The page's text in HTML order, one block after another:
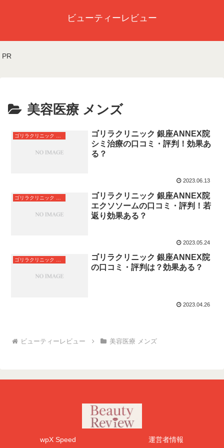
ビューティーレビュー
PR
美容医療 メンズ
ゴリラクリニック 銀座ANNEX院
ゴリラクリニック 銀座ANNEX院
シミ治療の口コミ・評判！効果あ
る？
2023.06.13
ゴリラクリニック 銀座ANNEX院
エクソソームの口コミ・評判！若
返り効果ある？
2023.05.24
ゴリラクリニック 銀座ANNEX院
の口コミ・評判は？効果ある？
2023.04.26
美容医療 メンズ
wpX Speed 運営者情報